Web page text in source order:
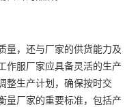
量，还与厂家的供货能力及
作服厂家应具备灵活的生产
整生产计划，确保按时交
量厂家的重要标准，包括产